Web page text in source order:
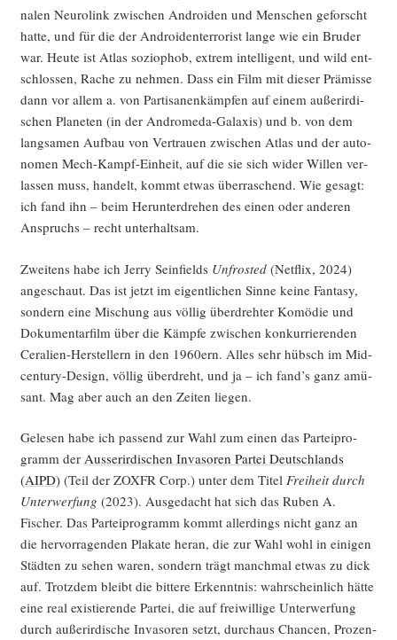
na­len Neu­ro­link zwi­schen Andro­iden und Men­schen geforscht
hat­te, und für die der Andro­iden­ter­ro­rist lan­ge wie ein Bru­der
war. Heu­te ist Atlas sozio­phob, extrem intel­li­gent, und wild ent­
schlos­sen, Rache zu neh­men. Dass ein Film mit die­ser Prä­mis­se
dann vor allem a. von Par­ti­sa­nen­kämp­fen auf einem außer­ir­di­
schen Pla­ne­ten (in der Andro­me­da-Gala­xis) und b. von dem
lang­sa­men Auf­bau von Ver­trau­en zwi­schen Atlas und der auto­
no­men Mech-Kampf-Ein­heit, auf die sie sich wider Wil­len ver­
las­sen muss, han­delt, kommt etwas über­ra­schend. Wie gesagt:
ich fand ihn – beim Her­un­ter­dre­hen des einen oder ande­ren
Anspruchs – recht unterhaltsam.
Zwei­tens habe ich Jer­ry Sein­fields Unfros­ted(Net­flix, 2024)
ange­schaut. Das ist jetzt im eigent­li­chen Sin­ne kei­ne Fan­ta­sy,
son­dern eine Mischung aus völ­lig über­dreh­ter Komö­die und
Doku­men­tar­film über die Kämp­fe zwi­schen kon­kur­rie­ren­den
Cera­li­en-Her­stel­lern in den 1960ern. Alles sehr hübsch im Mid-
cen­tu­ry-Design, völ­lig über­dreht, und ja – ich fand’s ganz amü­
sant. Mag aber auch an den Zei­ten liegen.
Gele­sen habe ich pas­send zur Wahl zum einen das Par­tei­pro­
gramm der Aus­ser­ir­di­schen Inva­so­ren Par­tei Deutsch­lands
(AIPD)(Teil der ZOXFR Corp.) unter dem Titel Frei­heit durch
Unter­wer­fung (2023). Aus­ge­dacht hat sich das Ruben A.
Fischer. Das Par­tei­pro­gramm kommt aller­dings nicht ganz an
die her­vor­ra­gen­den Pla­ka­te her­an, die zur Wahl wohl in eini­gen
Städ­ten zu sehen waren, son­dern trägt manch­mal etwas zu dick
auf. Trotz­dem bleibt die bit­te­re Erkennt­nis: wahr­schein­lich hät­te
eine real exis­tie­ren­de Par­tei, die auf frei­wil­li­ge Unter­wer­fung
durch außer­ir­di­sche Inva­so­ren setzt, durch­aus Chan­cen, Pro­zen­